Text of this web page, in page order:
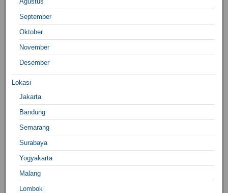
September
Oktober
November
Desember
Lokasi
Jakarta
Bandung
Semarang
Surabaya
Yogyakarta
Malang
Lombok